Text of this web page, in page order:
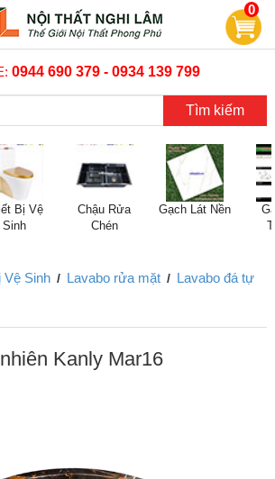
0
0944 690 379 - 0934 139 799
Tìm kiếm
Bị Vệ
Sinh
Chậu Rửa
Chén
Gạch Lát Nền
Vệ Sinh / Lavabo rửa mặt / Lavabo đá tự
Kanly Mar16